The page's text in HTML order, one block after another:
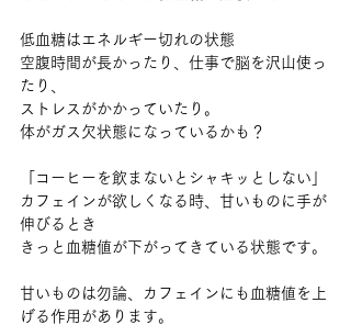
低血糖はエネルギー切れの状態
空腹時間が長かったり、仕事で脳を沢山使っ
たり、
ストレスがかかっていたり。
体がガス欠状態になっているかも？
「コーヒーを飲まないとシャキッとしない」
カフェインが欲しくなる時、甘いものに手が
伸びるとき
きっと血糖値が下がってきている状態です。
甘いものは勿論、カフェインにも血糖値を上
げる作用があります。